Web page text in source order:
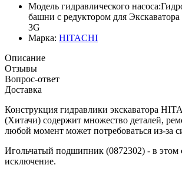
Модель гидравлического насоса:
башни с редуктором для
3G
Марка: HITACHI
Описание
Отзывы
Вопрос-ответ
Доставка
Конструкция гидравлики экскаватора
(Хитачи) содержит множество деталей,
любой момент может потребоваться из-за
Игольчатый подшипник (0872302) - в
исключение.